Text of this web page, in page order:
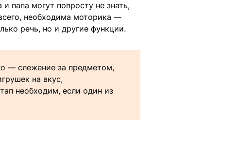
папа могут попросту не знать,
необходима моторика —
речь, но и другие функции.
— слежение за предметом,
на вкус,
необходим, если один из